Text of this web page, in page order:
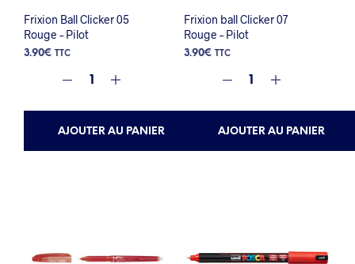
Frixion Ball Clicker 05
Rouge – Pilot
3.90€ TTC
AJOUTER AU PANIER
Frixion ball Clicker 07
Rouge – Pilot
3.90€ TTC
AJOUTER AU PANIER